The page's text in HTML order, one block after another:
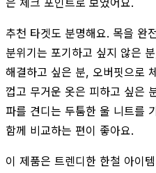
추천 타겟도 분명해요. 목을 완
분위기는 포기하고 싶지 않은
해결하고 싶은 분, 오버핏으로
껍고 무거운 옷은 피하고 싶은
파를 견디는 두툼한 울 니트를
함께 비교하는 편이 좋아요.
이 제품은 트렌디한 한철 아이